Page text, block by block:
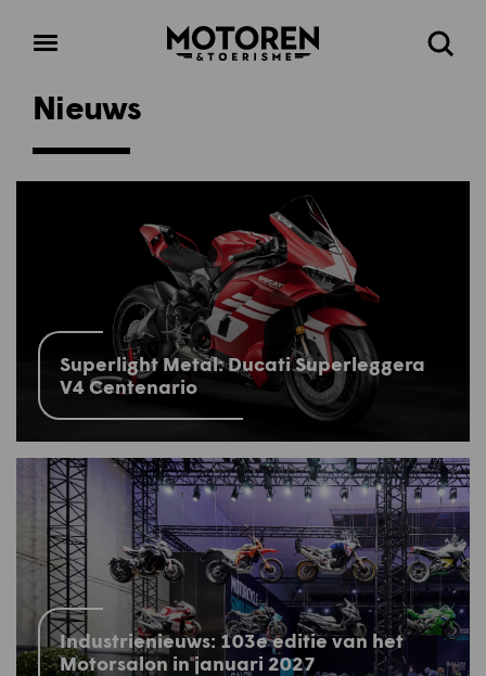
Open
Homepage Zoeken
Nieuws
Superlight Metal: Ducati Superleggera
V4 Centenario
Industrienieuws: 103e editie van het
Motorsalon in januari 2027